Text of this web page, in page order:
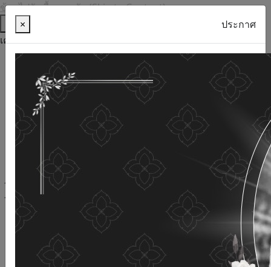
ข้ามไปยังเนื้อหาหลัก (Skip to Content)
ช่วยเหลือ
เครื่องมือการเข้าถึง
ภาษาไทย
ภาษาอังกฤษ
เพิ่มขนาดตัวอักษร
ลดขนาดตัวอักษร
ขนาดตัวอักษรปกติ
ความคมชัดสูง
ความคมชัดเชิงลบ
ความคมชัดปกติ
เปิดอ่านด้วยเสียง
ปิดอ่านด้วยเสียง
ผังเว็บไซต์
เว็บไซต์นี้ใช้คุกกี้ (Cookies)
กรมกิจการผู้สูงอายุ
ให้ความสำคัญต่อข้อมูลส่วนบุคคลของ
ท่าน เพื่อการพัฒนาและปรับปรุงเว็บไซต์ หากท่านใช้บริการ
× ประกาศ